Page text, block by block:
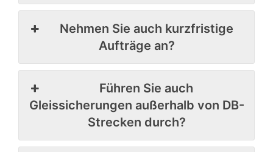
Nehmen Sie auch kurzfristige
Aufträge an?
Führen Sie auch
Gleissicherungen außerhalb von DB-
Strecken durch?